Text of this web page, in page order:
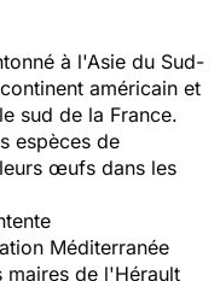
à l'Asie du Sud-
américain et
sud de la France.
espèces de
œufs dans les
Méditerranée
maires de l'Hérault